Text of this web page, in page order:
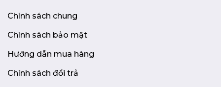
Chính sách chung
Chính sách bảo mật
Hướng dẫn mua hàng
Chính sách đổi trả